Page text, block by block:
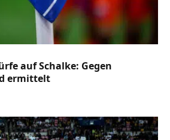
auf Schalke: Gegen
ermittelt